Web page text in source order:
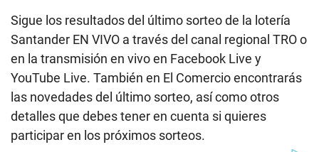
Sigue los resultados del último sorteo de la lotería
Santander EN VIVO a través del canal regional TRO o
en la transmisión en vivo en Facebook Live y
YouTube Live. También en El Comercio encontrarás
las novedades del último sorteo, así como otros
detalles que debes tener en cuenta si quieres
participar en los próximos sorteos.